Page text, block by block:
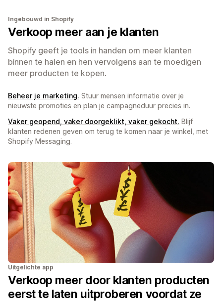
Ingebouwd in Shopify
Verkoop meer aan je klanten
Shopify geeft je tools in handen om meer klanten
binnen te halen en hen vervolgens aan te moedigen
meer producten te kopen.
Beheer je marketing. Stuur mensen informatie over je
nieuwste promoties en plan je campagneduur precies in.
Vaker geopend, vaker doorgeklikt, vaker gekocht. Blijf
klanten redenen geven om terug te komen naar je winkel, met
Shopify Messaging.
Uitgelichte app
Verkoop meer door klanten producten
eerst te laten uitproberen voordat ze